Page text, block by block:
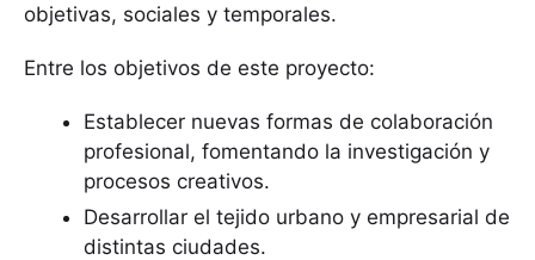
objetivas, sociales y temporales.
Entre los objetivos de este proyecto:
Establecer nuevas formas de colaboración
profesional, fomentando la investigación y
procesos creativos.
Desarrollar el tejido urbano y empresarial de
distintas ciudades.